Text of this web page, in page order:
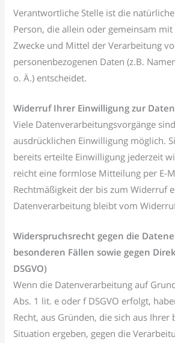
Verantwortliche Stelle ist die
Person, die allein oder gemeinsam
Zwecke und Mittel der Verarbeitung
personenbezogenen Daten (z.B.
o. Ä.) entscheidet.
Widerruf Ihrer Einwilligung zur
Viele Datenverarbeitungsvorgänge
ausdrücklichen Einwilligung möglich.
bereits erteilte Einwilligung jederzeit
reicht eine formlose Mitteilung per E-
Rechtmäßigkeit der bis zum Widerruf
Datenverarbeitung bleibt vom
Widerspruchsrecht gegen die
besonderen Fällen sowie gegen
DSGVO)
Wenn die Datenverarbeitung auf
Abs. 1 lit. e oder f DSGVO erfolgt,
Recht, aus Gründen, die sich aus Ihrer
Situation ergeben, gegen die